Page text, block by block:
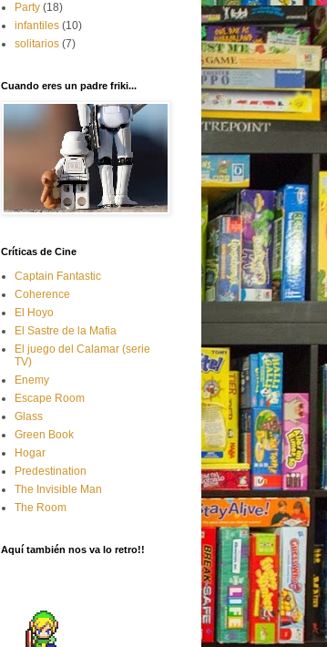
Party (18)
infantiles (10)
solitarios (7)
Cuando eres un padre friki...
Críticas de Cine
Captain Fantastic
Coherence
El Hoyo
El Sastre de la Mafia
El juego del Calamar (serie
TV)
Enemy
Escape Room
Glass
Green Book
Hogar
Predestination
The Invisible Man
The Room
Aquí también nos va lo retro!!